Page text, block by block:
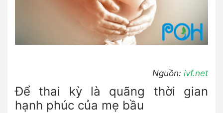
Nguồn: ivf.net
Để thai kỳ là quãng thời gian
hạnh phúc của mẹ bầu